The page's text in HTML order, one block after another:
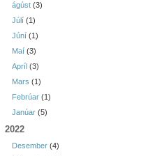
ágúst (3)
Júlí (1)
Júní (1)
Maí (3)
Apríl (3)
Mars (1)
Febrúar (1)
Janúar (5)
2022
Desember (4)